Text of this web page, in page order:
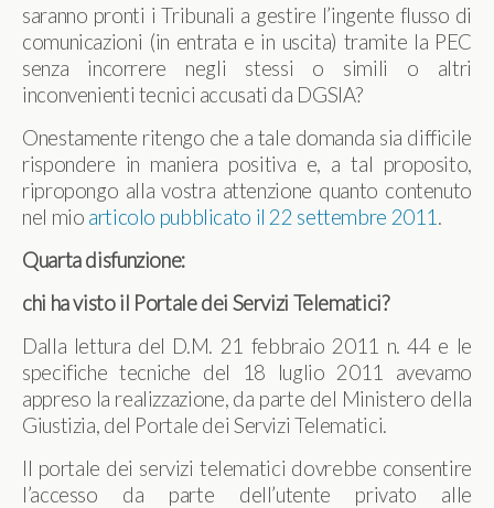
saranno pronti i Tribunali a gestire l’ingente flusso di
comunicazioni (in entrata e in uscita) tramite la PEC
senza incorrere negli stessi o simili o altri
inconvenienti tecnici accusati da DGSIA?
Onestamente ritengo che a tale domanda sia difficile
rispondere in maniera positiva e, a tal proposito,
ripropongo alla vostra attenzione quanto contenuto
nel mio articolo pubblicato il 22 settembre 2011 .
Quarta disfunzione:
chi ha visto il Portale dei Servizi Telematici?
Dalla lettura del D.M. 21 febbraio 2011 n. 44 e le
specifiche tecniche del 18 luglio 2011 avevamo
appreso la realizzazione, da parte del Ministero della
Giustizia, del Portale dei Servizi Telematici.
Il portale dei servizi telematici dovrebbe consentire
l’accesso da parte dell’utente privato alle